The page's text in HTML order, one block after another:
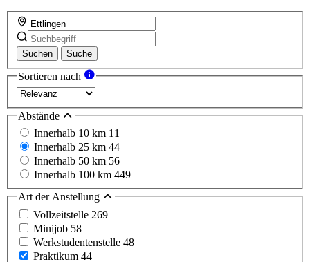
Suchen Suche
Sortieren nach
Abstände
Innerhalb 10 km 11
Innerhalb 25 km 44
Innerhalb 50 km 56
Innerhalb 100 km 449
Art der Anstellung
Vollzeitstelle 269
Minijob 58
Werkstudentenstelle 48
Praktikum 44